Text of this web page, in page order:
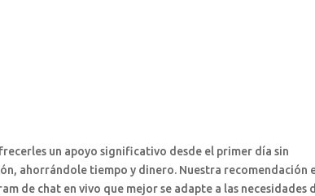
un apoyo significativo desde el primer día sin
ahorrándole tiempo y dinero. Nuestra recomendación
de chat en vivo que mejor se adapte a las necesidades